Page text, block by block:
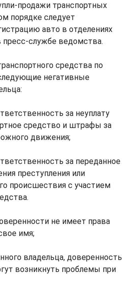
продажи транспортных
порядке следует
авто в отделениях
пресс-службе ведомства.
средства по
негативные
за неуплату
средство и штрафы за
движения;
за переданное
преступления или
происшествия с участием
не имеет права
имя;
владельца, доверенность
возникнуть проблемы при